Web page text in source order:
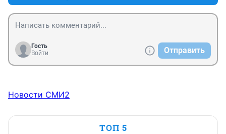
Гость
Войти
Отправить
Новости СМИ2
ТОП 5